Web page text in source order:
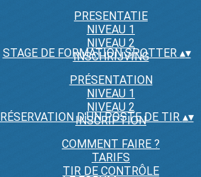
PRESENTATIE
NIVEAU 1
NIVEAU 2
INSCHRIJVING
STAGE DE FORMATION SPOTTER ▴▾
PRÉSENTATION
NIVEAU 1
NIVEAU 2
INSCRIPTION
RÉSERVATION D'UN POSTE DE TIR ▴▾
COMMENT FAIRE ?
TARIFS
TIR DE CONTRÔLE